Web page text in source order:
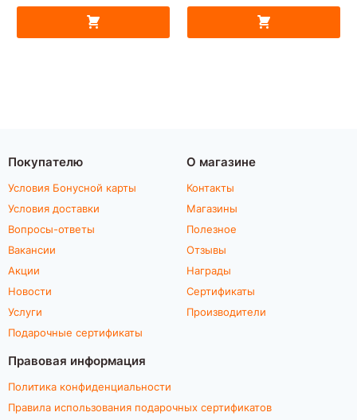
Покупателю
Условия Бонусной карты
Условия доставки
Вопросы-ответы
Вакансии
Акции
Новости
Услуги
Подарочные сертификаты
О магазине
Контакты
Магазины
Полезное
Отзывы
Награды
Сертификаты
Производители
Правовая информация
Политика конфиденциальности
Правила использования подарочных сертификатов